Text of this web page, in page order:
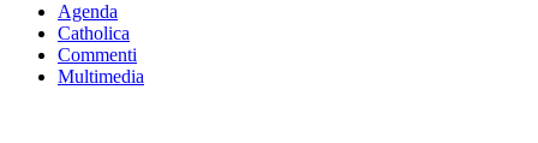
Agenda
Catholica
Commenti
Multimedia